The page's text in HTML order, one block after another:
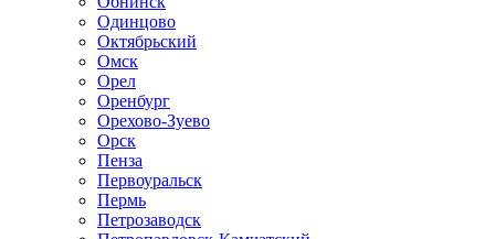
Одинцово
Октябрьский
Омск
Орел
Оренбург
Орехово-Зуево
Орск
Пенза
Первоуральск
Пермь
Петрозаводск